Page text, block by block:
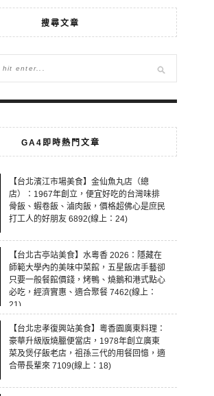
搜尋文章
GA4即時熱門文章
【台北濱江市場美食】金仙魚丸店（總
店）：1967年創立，便宜好吃的台灣味排
骨飯、蝦卷飯、滷肉飯，價格超佛心是庶民
打工人的好朋友 6892(線上：24)
【台北古亭站美食】水粵香 2026：隱藏在
師範大學內的美味中菜館，五星飯店手藝卻
只要一般餐館價錢，烤鴨、燒鵝和港式點心
必吃，經濟實惠、適合聚餐 7462(線上：
21)
【台北忠孝復興站美食】粵香園廣東料理：
豪華升級版燒臘便當店，1978年創立廣東
菜及煲仔飯老店，祖孫三代的用餐回憶，適
合帶長輩來 7109(線上：18)